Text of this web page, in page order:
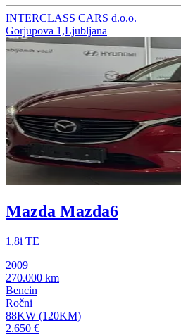
INTERCLASS CARS d.o.o.
Gorjupova 1,Ljubljana
Mazda Mazda6
1,8i TE
2009
270.000 km
Bencin
Ročni
88KW (120KM)
2.650 €